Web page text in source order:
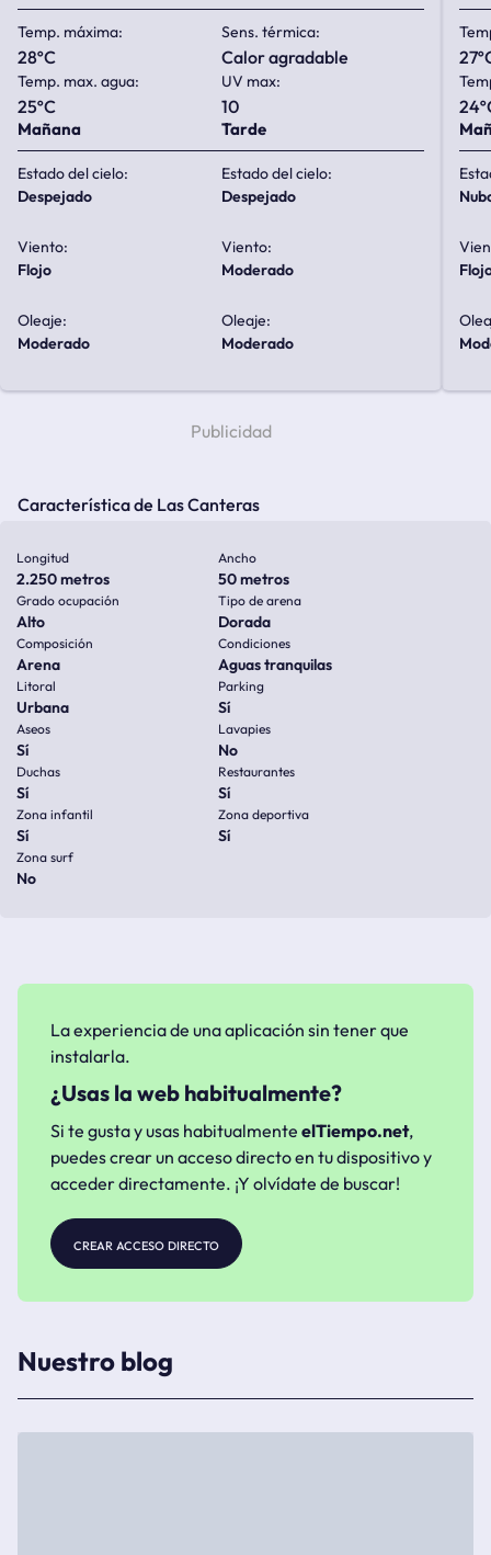
Temp. máxima:
28ºC
Sens. térmica:
calor agradable
Temp. max. agua:
25ºC
UV max:
10
Mañana
Estado del cielo:
despejado
Viento:
flojo
Oleaje:
moderado
Tarde
Estado del cielo:
despejado
Viento:
moderado
Oleaje:
moderado
Característica de Las Canteras
Longitud
2.250 metros
Ancho
50 metros
Grado ocupación
Alto
Tipo de arena
Dorada
Composición
Arena
Condiciones
Aguas tranquilas
Litoral
Urbana
Parking
Sí
Aseos
Sí
Lavapies
No
Duchas
Sí
Restaurantes
Sí
Zona infantil
Sí
Zona deportiva
Sí
Zona surf
No
La experiencia de una aplicación sin tener que
instalarla.
¿Usas la web habitualmente?
Si te gusta y usas habitualmente elTiempo.net,
puedes crear un acceso directo en tu dispositivo y
acceder directamente. ¡Y olvídate de buscar!
crear acceso directo
Nuestro blog